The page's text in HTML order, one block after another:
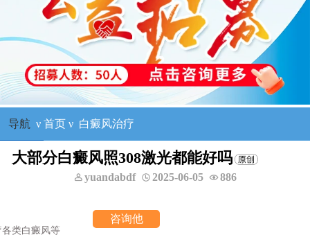
导航 ν 首页ν 白癜风治疗
大部分白癜风照308激光都能好吗
yuandabdf 2025-06-05 886